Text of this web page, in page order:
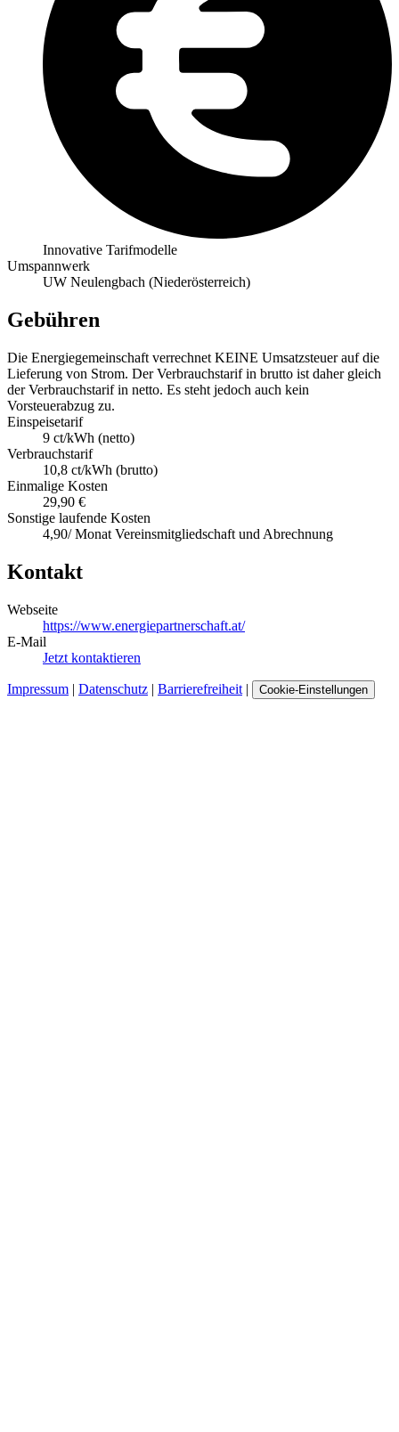
Innovative Tarifmodelle
Umspannwerk
UW Neulengbach (Niederösterreich)
Gebühren
Die Energiegemeinschaft verrechnet KEINE Umsatzsteuer auf die
Lieferung von Strom. Der Verbrauchstarif in brutto ist daher gleich
der Verbrauchstarif in netto. Es steht jedoch auch kein
Vorsteuerabzug zu.
Einspeisetarif
9 ct/kWh (netto)
Verbrauchstarif
10,8 ct/kWh (brutto)
Einmalige Kosten
29,90 €
Sonstige laufende Kosten
4,90/ Monat Vereinsmitgliedschaft und Abrechnung
Kontakt
Webseite
https://www.energiepartnerschaft.at/
E-Mail
Jetzt kontaktieren
Impressum | Datenschutz | Barrierefreiheit | Cookie-Einstellungen